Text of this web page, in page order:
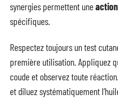
synergies permettent une
spécifiques.
Respectez toujours un test
première utilisation. Appliquez
coude et observez toute
et diluez systématiquement